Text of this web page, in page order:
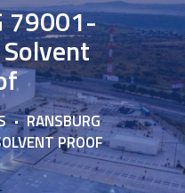
79001-
RANSBURG
PROOF